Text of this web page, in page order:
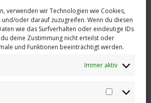
verwenden wir Technologien wie Cookies,
oder darauf zuzugreifen. Wenn du diesen
wie das Surfverhalten oder eindeutige IDs
deine Zustimmung nicht erteilst oder
und Funktionen beeinträchtigt werden.
Immer aktiv
Statistiken